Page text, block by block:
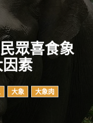
眾喜食象
素
大象
大象肉